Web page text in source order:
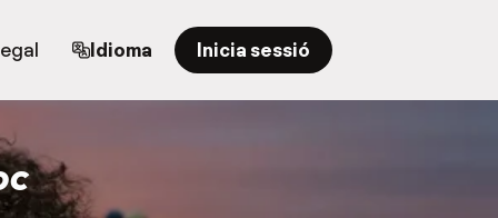
Idioma Inicia sessió